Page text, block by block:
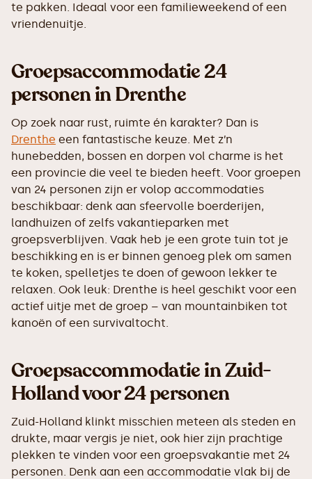
te pakken. Ideaal voor een familieweekend of een
vriendenuitje.
Groepsaccommodatie 24
personen in Drenthe
Op zoek naar rust, ruimte én karakter? Dan is
Drenthe een fantastische keuze. Met z’n
hunebedden, bossen en dorpen vol charme is het
een provincie die veel te bieden heeft. Voor groepen
van 24 personen zijn er volop accommodaties
beschikbaar: denk aan sfeervolle boerderijen,
landhuizen of zelfs vakantieparken met
groepsverblijven. Vaak heb je een grote tuin tot je
beschikking en is er binnen genoeg plek om samen
te koken, spelletjes te doen of gewoon lekker te
relaxen. Ook leuk: Drenthe is heel geschikt voor een
actief uitje met de groep – van mountainbiken tot
kanoën of een survivaltocht.
Groepsaccommodatie in Zuid-
Holland voor 24 personen
Zuid-Holland klinkt misschien meteen als steden en
drukte, maar vergis je niet, ook hier zijn prachtige
plekken te vinden voor een groepsvakantie met 24
personen. Denk aan een accommodatie vlak bij de